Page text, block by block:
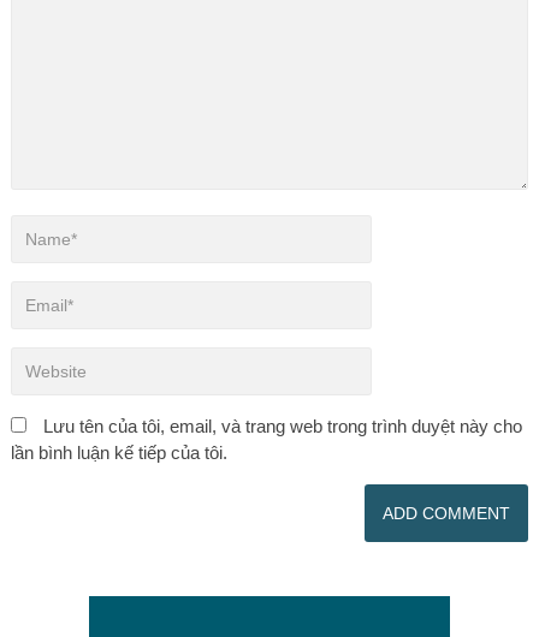
Lưu tên của tôi, email, và trang web trong trình duyệt này cho
lần bình luận kế tiếp của tôi.